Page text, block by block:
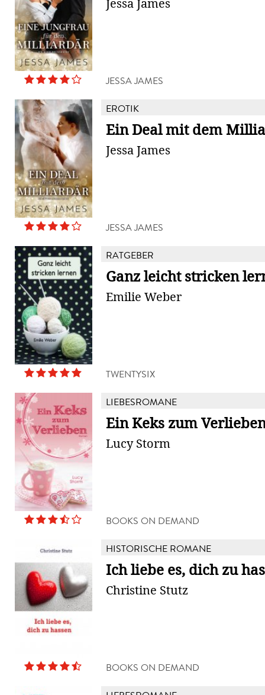
Jessa James
JESSA JAMES
EROTIK
Ein Deal mit dem
Jessa James
JESSA JAMES
RATGEBER
Ganz leicht stricken
Emilie Weber
TWENTYSIX
LIEBESROMANE
Ein Keks zum
Lucy Storm
BOOKS ON DEMAND
HISTORISCHE ROMANE
Ich liebe es, dich zu
Christine Stutz
BOOKS ON DEMAND